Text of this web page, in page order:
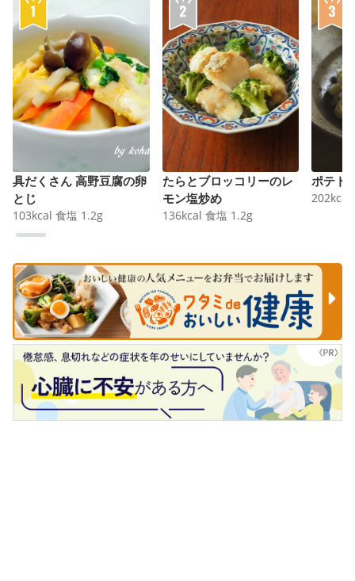
具だくさん 高野豆腐の卵
とじ
103kcal 食塩 1.2g
たらとブロッコリーのレ
モン塩炒め
136kcal 食塩 1.2g
ポテト
202kcal